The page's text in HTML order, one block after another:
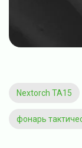
Nextorch TA15
фонарь